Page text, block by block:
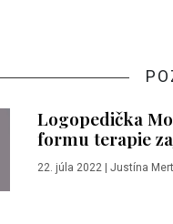
Logopedička
formu terapie
22. júla 2022| Justína